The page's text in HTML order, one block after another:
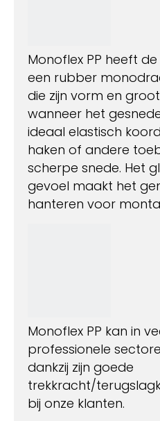
Monoflex PP heeft
een rubber
die zijn vorm en
wanneer het
ideaal elastisch
haken of andere
scherpe snede. Het
gevoel maakt het
hanteren voor
Monoflex PP kan in
professionele
dankzij zijn goede
trekkracht/
bij onze klanten.